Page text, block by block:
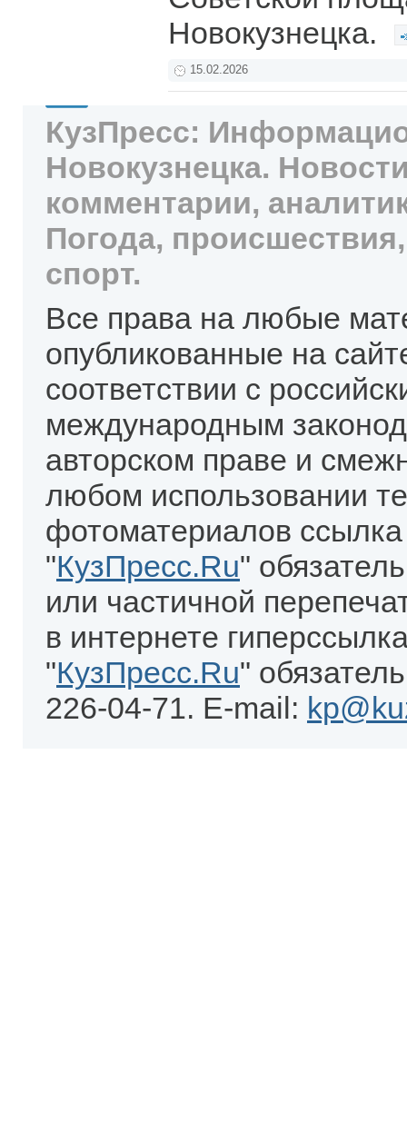
Новокузнецка.
15.02.2026
КузПресс:
Новокузнецка.
комментарии,
Погода,
спорт.
Все права на любые
опубликованные на
соответствии с
международным
авторском праве и
любом использовании
фотоматериалов
"КузПресс.Ru"
или частичной
в интернете
"КузПресс.Ru"
226-04-71. E-mail: